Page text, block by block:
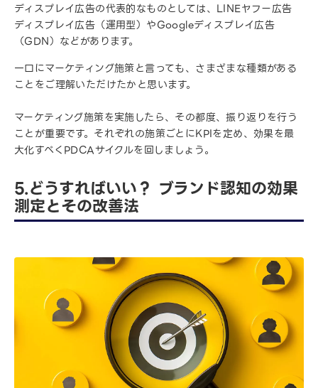
ディスプレイ広告の代表的なものとしては、LINEヤフー広告
ディスプレイ広告（運用型）やGoogleディスプレイ広告
（GDN）などがあります。
一口にマーケティング施策と言っても、さまざまな種類がある
ことをご理解いただけたかと思います。
マーケティング施策を実施したら、その都度、振り返りを行う
ことが重要です。それぞれの施策ごとにKPIを定め、効果を最
大化すべくPDCAサイクルを回しましょう。
5.どうすればいい？ ブランド認知の効果
測定とその改善法